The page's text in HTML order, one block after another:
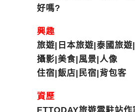
好嗎?
興趣
旅遊|日本旅遊|泰國旅遊
攝影|美食|風景|人像
住宿|飯店|民宿|背包客
資歷